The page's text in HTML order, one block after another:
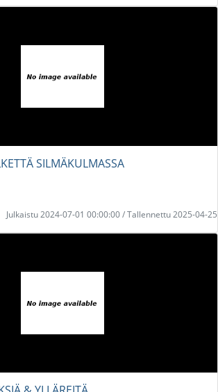
SILMÄKULMASSA
Julkaistu 2024-07-01 00:00:00 / Tallennettu 2025-04-25